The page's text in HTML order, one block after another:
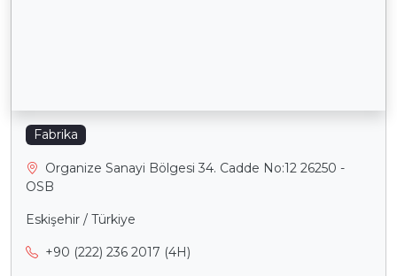
Fabrika
Organize Sanayi Bölgesi 34. Cadde No:12 26250 -
OSB
Eskişehir / Türkiye
+90 (222) 236 2017 (4H)